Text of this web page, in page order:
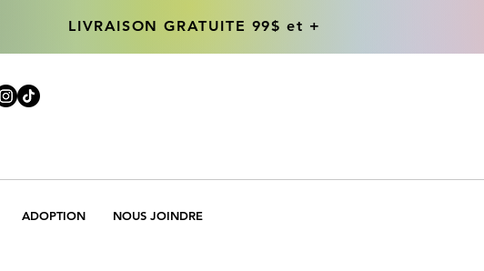
LIVRAISON GRATUITE 99$ et +
LIVRAISON GRATUITE 99$ et +
ADOPTION NOUS JOINDRE